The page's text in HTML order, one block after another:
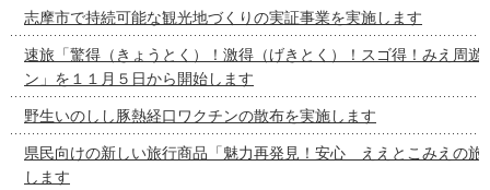
志摩市で持続可能な観光地づくりの実証事業を実施します
速旅「驚得（きょうとく）！激得（げきとく）！スゴ得！みえ周遊
ン」を１１月５日から開始します
野生いのしし豚熱経口ワクチンの散布を実施します
県民向けの新しい旅行商品「魅力再発見！安心 ええとこみえの旅
します